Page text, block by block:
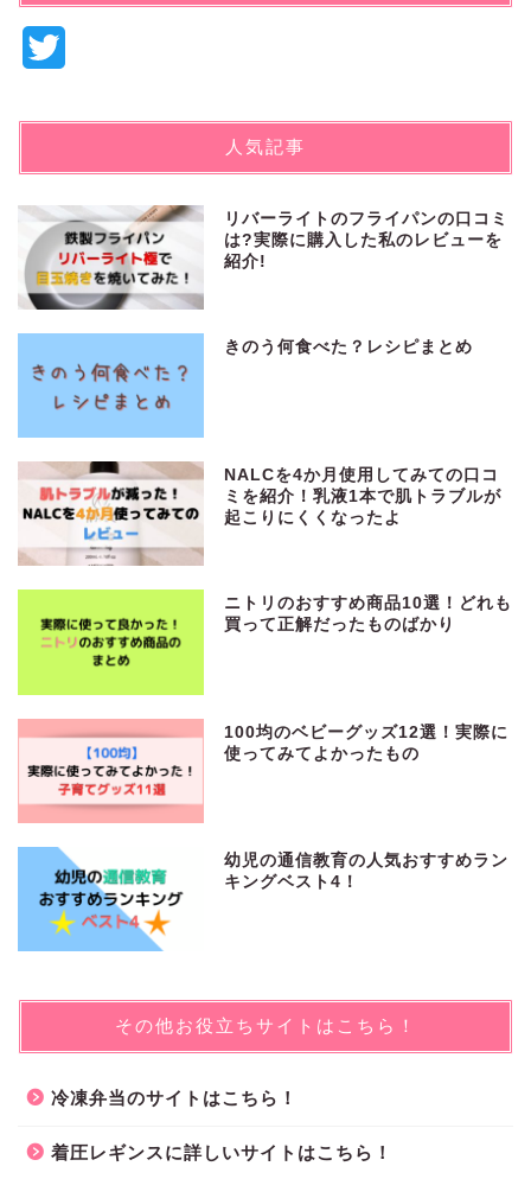
t
t
e
r
人気記事
リバーライトのフライパンの口コミ
は?実際に購入した私のレビューを
紹介!
きのう何食べた？レシピまとめ
NALCを4か月使用してみての口コ
ミを紹介！乳液1本で肌トラブルが
起こりにくくなったよ
ニトリのおすすめ商品10選！どれも
買って正解だったものばかり
100均のベビーグッズ12選！実際に
使ってみてよかったもの
幼児の通信教育の人気おすすめラン
キングベスト4！
その他お役立ちサイトはこちら！
冷凍弁当のサイトはこちら！
着圧レギンスに詳しいサイトはこちら！